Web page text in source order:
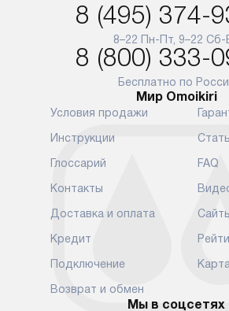
аксессуаров не предусмотрена.
Для доставки в другие регионы
мы используем услуги
транспортной компании.
Уточняйте все условия доставки
у нашего менеджера при
оформлении заказа.
В установленный день наша
к вашей двери или до прихожей.
Если вам необходимо
переместить прибор к месту его
установки, пожалуйста,
предварительно обсудите это
с нашим менеджером. Эта
8 (495) 374-
8–22 Пн-Пт, 9–22 Сб-
8 (800) 333-
Бесплатно по
Мир Omoikiri
Условия продажи
Инструкции
Глоссарий
Контакты
Доставка и оплата
Кредит
Подключение
Возврат и обмен
FAQ
Мы в соцсетях